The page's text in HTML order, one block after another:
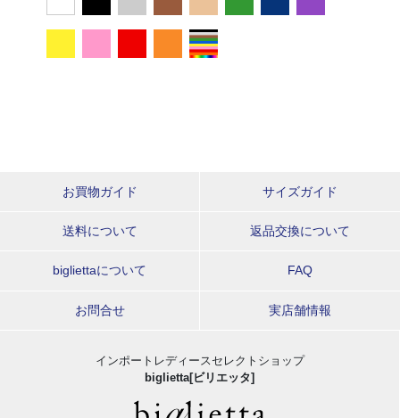
お買物ガイド サイズガイド
送料について 返品交換について
bigliettaについて FAQ
お問合せ 実店舗情報
インポートレディースセレクトショップ
biglietta[ビリエッタ]